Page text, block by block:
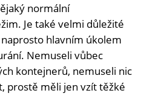
normální
Je také velmi důležité
hlavním úkolem
Nemuseli vůbec
kontejnerů, nemuseli nic
prostě měli jen vzít těžké